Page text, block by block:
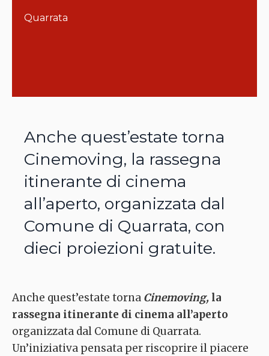
Quarrata
Anche quest’estate torna
Cinemoving, la rassegna
itinerante di cinema
all’aperto, organizzata dal
Comune di Quarrata, con
dieci proiezioni gratuite.
Anche quest’estate torna Cinemoving, la
rassegna itinerante di cinema all’aperto
organizzata dal Comune di Quarrata.
Un’iniziativa pensata per riscoprire il piacere